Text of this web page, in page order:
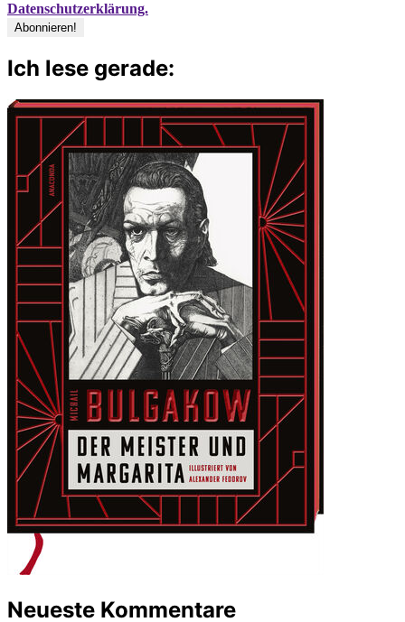
Datenschutzerklärung.
Ich lese gerade:
Neueste Kommentare